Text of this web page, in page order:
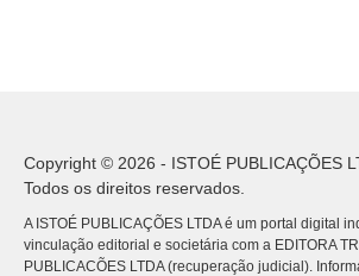
Copyright © 2026 - ISTOÉ PUBLICAÇÕES
Todos os direitos reservados.
A ISTOÉ PUBLICAÇÕES LTDA é um portal digital
vinculação editorial e societária com a EDITORA
PUBLICACÕES LTDA (recuperação judicial).